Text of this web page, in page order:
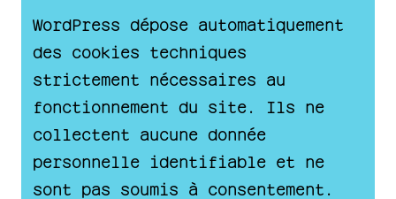
WordPress dépose automatiquement
des cookies techniques
strictement nécessaires au
fonctionnement du site. Ils ne
collectent aucune donnée
personnelle identifiable et ne
sont pas soumis à consentement.